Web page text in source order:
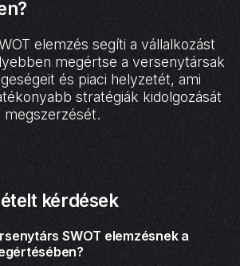
elemzés segíti a vállalkozást
megértse a versenytársak
és piaci helyzetét, ami
stratégiák kidolgozását
kérdések
SWOT elemzésnek a